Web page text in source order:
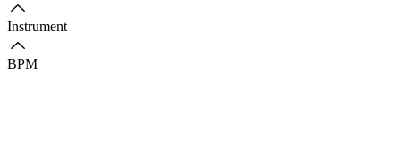
Instrument
BPM